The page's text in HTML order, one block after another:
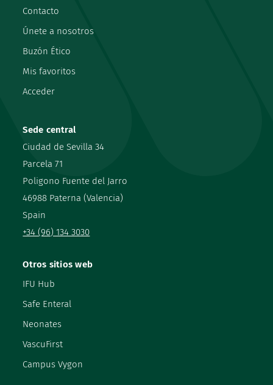
Sede central
Ciudad de Sevilla 34
Parcela 71
Poligono Fuente del Jarro
46988 Paterna (Valencia)
Spain
+34 (96) 134 3030
Contacto
Únete a nosotros
Buzón Ético
Mis favoritos
Acceder
Otros sitios web
IFU Hub
Safe Enteral
Neonates
VascuFirst
Campus Vygon